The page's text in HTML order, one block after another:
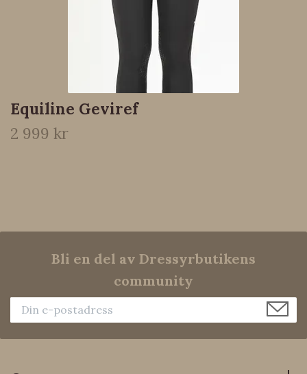
Equiline Geviref
2 999 kr
Bli en del av Dressyrbutikens
community